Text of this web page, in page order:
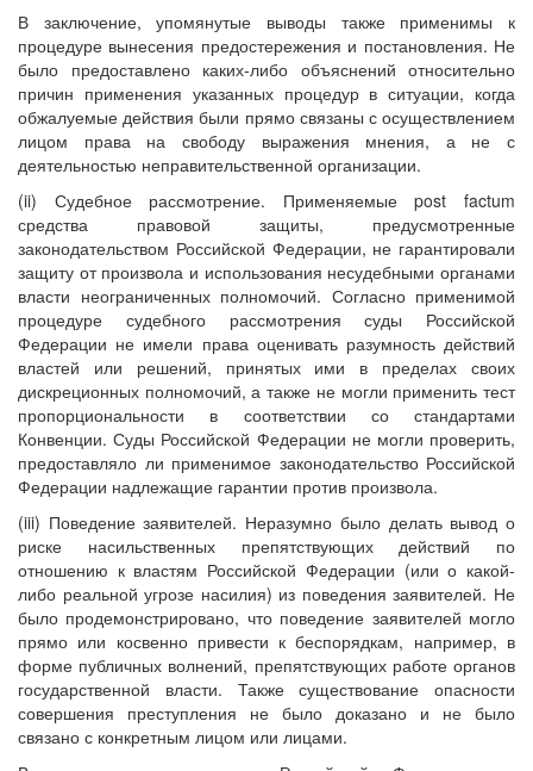
В заключение, упомянутые выводы также применимы к
процедуре вынесения предостережения и постановления. Не
было предоставлено каких-либо объяснений относительно
причин применения указанных процедур в ситуации, когда
обжалуемые действия были прямо связаны с осуществлением
лицом права на свободу выражения мнения, а не с
деятельностью неправительственной организации.
(ii) Судебное рассмотрение. Применяемые post factum
средства правовой защиты, предусмотренные
законодательством Российской Федерации, не гарантировали
защиту от произвола и использования несудебными органами
власти неограниченных полномочий. Согласно применимой
процедуре судебного рассмотрения суды Российской
Федерации не имели права оценивать разумность действий
властей или решений, принятых ими в пределах своих
дискреционных полномочий, а также не могли применить тест
пропорциональности в соответствии со стандартами
Конвенции. Суды Российской Федерации не могли проверить,
предоставляло ли применимое законодательство Российской
Федерации надлежащие гарантии против произвола.
(iii) Поведение заявителей. Неразумно было делать вывод о
риске насильственных препятствующих действий по
отношению к властям Российской Федерации (или о какой-
либо реальной угрозе насилия) из поведения заявителей. Не
было продемонстрировано, что поведение заявителей могло
прямо или косвенно привести к беспорядкам, например, в
форме публичных волнений, препятствующих работе органов
государственной власти. Также существование опасности
совершения преступления не было доказано и не было
связано с конкретным лицом или лицами.